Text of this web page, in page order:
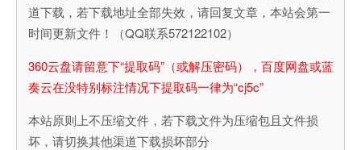
道下载，若下载地址全部失效，请回复文章，本站会第一
时间更新文件！（QQ联系572122102）
360云盘请留意下“提取码”（或解压密码），百度网盘或蓝
奏云在没特别标注情况下提取码一律为“cj5c”
本站原则上不压缩文件，若下载文件为压缩包且文件损
坏，请切换其他渠道下载损坏部分